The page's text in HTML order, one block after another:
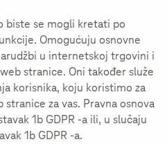
biste se mogli kretati po
Omogućuju osnovne
u internetskoj trgovini i
stranice. Oni također služe
korisnika, koju koristimo za
za vas. Pravna osnova
1b GDPR -a ili, u slučaju
1b GDPR -a.